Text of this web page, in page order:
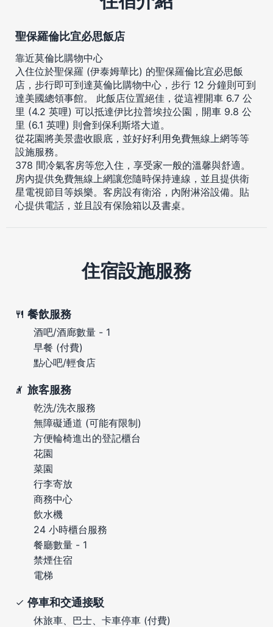
聖保羅倫比宜必思飯店
靠近莫倫比購物中心
入住位於聖保羅 (伊泰姆華比) 的聖保羅倫比宜必思飯
店，步行即可到達莫倫比購物中心，步行 12 分鐘則可到
達美國總領事館。 此飯店位置絕佳，從這裡開車 6.7 公
里 (4.2 英哩) 可以抵達伊比拉普埃拉公園，開車 9.8 公
里 (6.1 英哩) 則會到保利斯塔大道。
從花園將美景盡收眼底，並好好利用免費無線上網等等
設施服務。
378 間冷氣客房等您入住，享受家一般的溫馨與舒適。
房內提供免費無線上網讓您隨時保持連線，並且提供衛
星電視節目等娛樂。客房設有衛浴，內附淋浴設備。貼
心提供電話，並且設有保險箱以及書桌。
住宿設施服務
餐飲服務
酒吧/酒廊數量 - 1
早餐 (付費)
點心吧/輕食店
旅客服務
乾洗/洗衣服務
無障礙通道 (可能有限制)
方便輪椅進出的登記櫃台
花園
菜園
行李寄放
商務中心
飲水機
24 小時櫃台服務
餐廳數量 - 1
禁煙住宿
電梯
停車和交通接駁
休旅車、巴士、卡車停車 (付費)